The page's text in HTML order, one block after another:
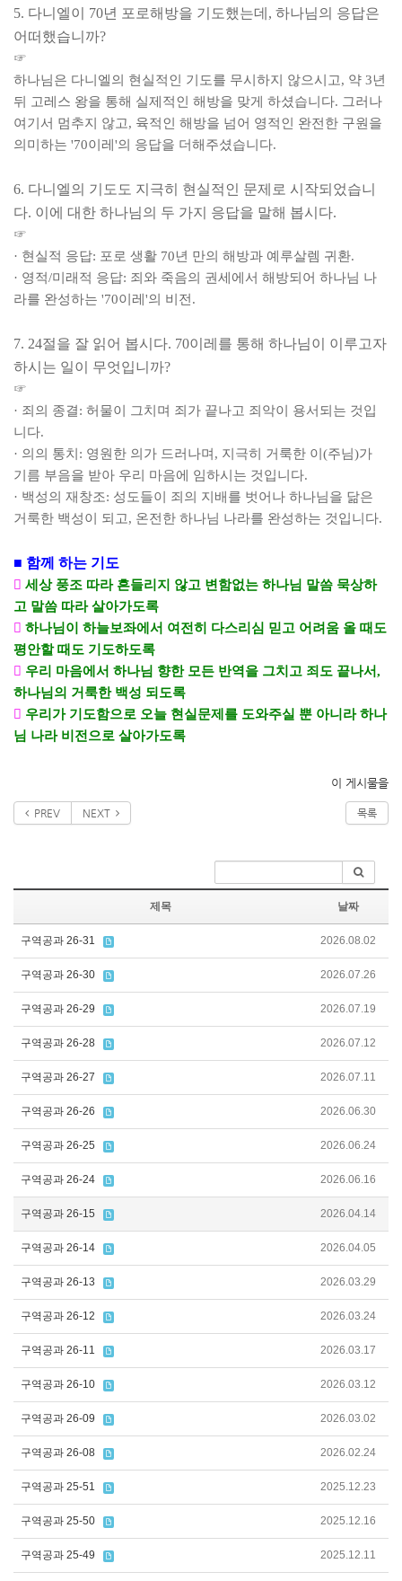
5. 다니엘이 70년 포로해방을 기도했는데 , 하나님의 응답은
어떠했습니까?
☞
하나님은 다니엘의 현실적인 기도를 무시하지 않으시고, 약 3년
뒤 고레스 왕을 통해 실제적인 해방을 맞게 하셨습니다. 그러나
여기서 멈추지 않고, 육적인 해방을 넘어 영적인 완전한 구원을
의미하는 '70이레 '의 응답을 더해주셨습니다.
6. 다니엘의 기도도 지극히 현실적인 문제로 시작되었습니
다. 이에 대한 하나님의 두 가지 응답을 말해 봅시다.
☞
· 현실적 응답: 포로 생활 70년 만의 해방과 예루살렘 귀환.
· 영적/미래적 응답: 죄와 죽음의 권세에서 해방되어 하나님 나
라를 완성하는 '70이레 '의 비전 .
7. 24절을 잘 읽어 봅시다. 70이레를 통해 하나님이 이루고자
하시는 일이 무엇입니까?
☞
· 죄의 종결: 허물이 그치며 죄가 끝나고 죄악이 용서되는 것입
니다.
· 의의 통치 : 영원한 의가 드러나며 , 지극히 거룩한 이 (주님)가
기름 부음을 받아 우리 마음에 임하시는 것입니다.
· 백성의 재창조: 성도들이 죄의 지배를 벗어나 하나님을 닮은
거룩한 백성이 되고, 온전한 하나님 나라를 완성하는 것입니다.
■ 함께 하는 기도
 세상 풍조 따라 흔들리지 않고 변함없는 하나님 말씀 묵상하
고 말씀 따라 살아가도록
 하나님이 하늘보좌에서 여전히 다스리심 믿고 어려움 올 때도
평안할 때도 기도하도록
 우리 마음에서 하나님 향한 모든 반역을 그치고 죄도 끝나서,
하나님의 거룩한 백성 되도록
 우리가 기도함으로 오늘 현실문제를 도와주실 뿐 아니라 하나
님 나라 비전으로 살아가도록
이 게시물을
PREV NEXT 목록
제목 날짜
구역공과 26-31 2026.08.02
구역공과 26-30 2026.07.26
구역공과 26-29 2026.07.19
구역공과 26-28 2026.07.12
구역공과 26-27 2026.07.11
구역공과 26-26 2026.06.30
구역공과 26-25 2026.06.24
구역공과 26-24 2026.06.16
구역공과 26-15 2026.04.14
구역공과 26-14 2026.04.05
구역공과 26-13 2026.03.29
구역공과 26-12 2026.03.24
구역공과 26-11 2026.03.17
구역공과 26-10 2026.03.12
구역공과 26-09 2026.03.02
구역공과 26-08 2026.02.24
구역공과 25-51 2025.12.23
구역공과 25-50 2025.12.16
구역공과 25-49 2025.12.11